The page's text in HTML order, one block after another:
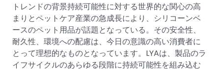
トレンドの背景持続可能性に対する世界的な関心の高
まりとペットケア産業の急成長により、シリコーンベ
ースのペット用品が話題となっている。その安全性、
耐久性、環境への配慮は、今日の意識の高い消費者に
とって理想的なものとなっています。LYAは、製品のラ
イフサイクルのあらゆる段階に持続可能性を組み込む